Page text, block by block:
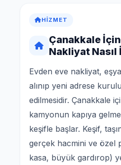
HIZMET
Çanakkale
Nakliyat Nasıl
Evden eve nakliyat,
alınıp yeni adrese
edilmesidir. Çanakkale
kamyonun kapıya
keşifle başlar. Keşif,
gerçek hacmini ve özel
kasa, büyük gardırop)